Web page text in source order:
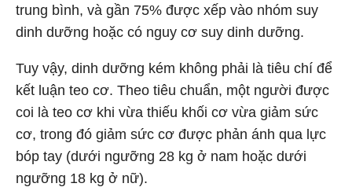
trung bình, và gần 75% được xếp vào nhóm suy
dinh dưỡng hoặc có nguy cơ suy dinh dưỡng.
Tuy vậy, dinh dưỡng kém không phải là tiêu chí để
kết luận teo cơ. Theo tiêu chuẩn, một người được
coi là teo cơ khi vừa thiếu khối cơ vừa giảm sức
cơ, trong đó giảm sức cơ được phản ánh qua lực
bóp tay (dưới ngưỡng 28 kg ở nam hoặc dưới
ngưỡng 18 kg ở nữ).